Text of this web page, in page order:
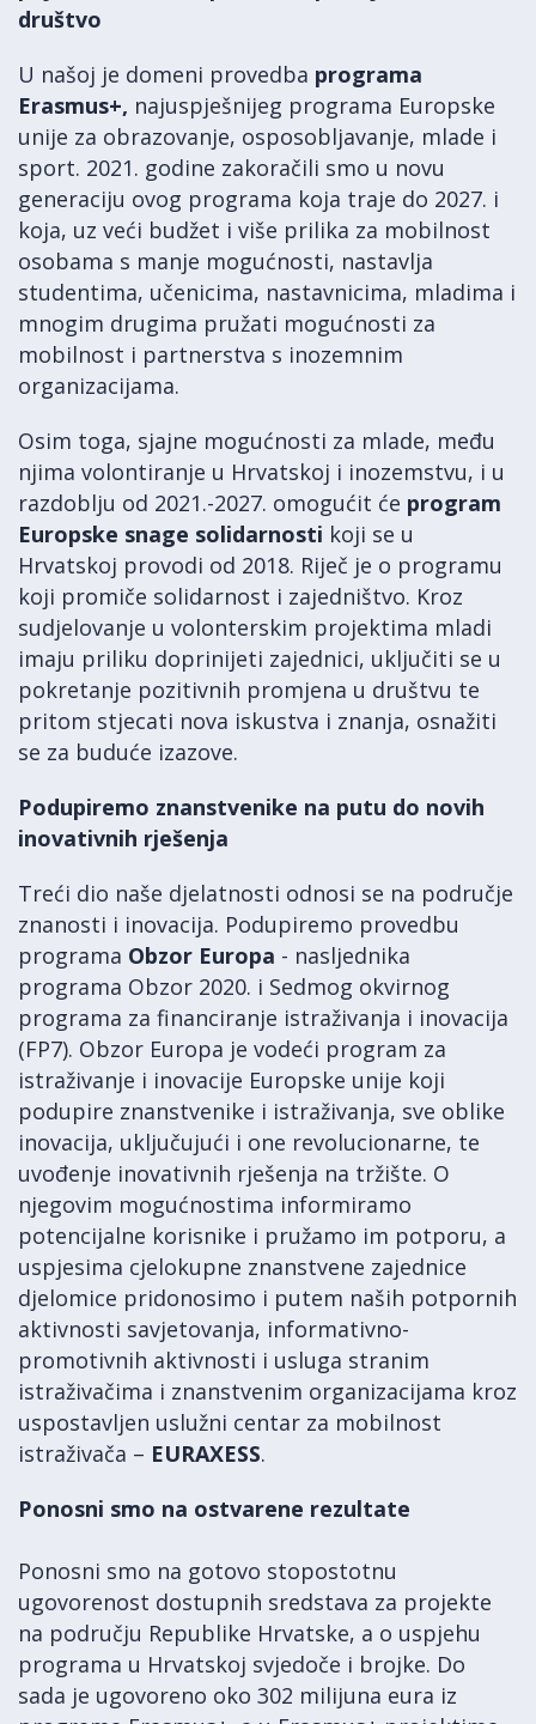
društvo
U našoj je domeni provedba programa
Erasmus+, najuspješnijeg programa Europske
unije za obrazovanje, osposobljavanje, mlade i
sport. 2021. godine zakoračili smo u novu
generaciju ovog programa koja traje do 2027. i
koja, uz veći budžet i više prilika za mobilnost
osobama s manje mogućnosti, nastavlja
studentima, učenicima, nastavnicima, mladima i
mnogim drugima pružati mogućnosti za
mobilnost i partnerstva s inozemnim
organizacijama.
Osim toga, sjajne mogućnosti za mlade, među
njima volontiranje u Hrvatskoj i inozemstvu, i u
razdoblju od 2021.-2027. omogućit će program
Europske snage solidarnosti koji se u
Hrvatskoj provodi od 2018. Riječ je o programu
koji promiče solidarnost i zajedništvo. Kroz
sudjelovanje u volonterskim projektima mladi
imaju priliku doprinijeti zajednici, uključiti se u
pokretanje pozitivnih promjena u društvu te
pritom stjecati nova iskustva i znanja, osnažiti
se za buduće izazove.
Podupiremo znanstvenike na putu do novih
inovativnih rješenja
Treći dio naše djelatnosti odnosi se na područje
znanosti i inovacija. Podupiremo provedbu
programa Obzor Europa - nasljednika
programa Obzor 2020. i Sedmog okvirnog
programa za financiranje istraživanja i inovacija
(FP7). Obzor Europa je vodeći program za
istraživanje i inovacije Europske unije koji
podupire znanstvenike i istraživanja, sve oblike
inovacija, uključujući i one revolucionarne, te
uvođenje inovativnih rješenja na tržište. O
njegovim mogućnostima informiramo
potencijalne korisnike i pružamo im potporu, a
uspjesima cjelokupne znanstvene zajednice
djelomice pridonosimo i putem naših potpornih
aktivnosti savjetovanja, informativno-
promotivnih aktivnosti i usluga stranim
istraživačima i znanstvenim organizacijama kroz
uspostavljen uslužni centar za mobilnost
istraživača – EURAXESS.
Ponosni smo na ostvarene rezultate
Ponosni smo na gotovo stopostotnu
ugovorenost dostupnih sredstava za projekte
na području Republike Hrvatske, a o uspjehu
programa u Hrvatskoj svjedoče i brojke. Do
sada je ugovoreno oko 302 milijuna eura iz